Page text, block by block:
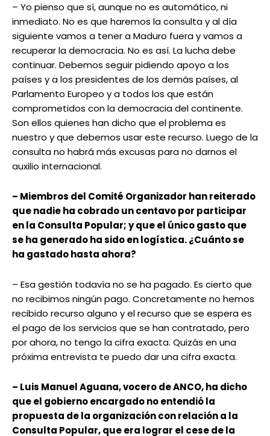
– Yo pienso que sí, aunque no es automático, ni
inmediato. No es que haremos la consulta y al día
siguiente vamos a tener a Maduro fuera y vamos a
recuperar la democracia. No es así. La lucha debe
continuar. Debemos seguir pidiendo apoyo a los
países y a los presidentes de los demás países, al
Parlamento Europeo y a todos los que están
comprometidos con la democracia del continente.
Son ellos quienes han dicho que el problema es
nuestro y que debemos usar este recurso. Luego de la
consulta no habrá más excusas para no darnos el
auxilio internacional.
– Miembros del Comité Organizador han reiterado
que nadie ha cobrado un centavo por participar
en la Consulta Popular; y que el único gasto que
se ha generado ha sido en logística. ¿Cuánto se
ha gastado hasta ahora?
– Esa gestión todavía no se ha pagado. Es cierto que
no recibimos ningún pago. Concretamente no hemos
recibido recurso alguno y el recurso que se espera es
el pago de los servicios que se han contratado, pero
por ahora, no tengo la cifra exacta. Quizás en una
próxima entrevista te puedo dar una cifra exacta.
– Luis Manuel Aguana, vocero de ANCO, ha dicho
que el gobierno encargado no entendió la
propuesta de la organización con relación a la
Consulta Popular, que era lograr el cese de la